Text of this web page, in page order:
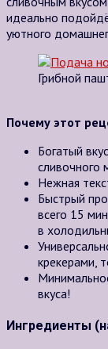
идеально
уютного
Грибной
Почему этот
Богатый
сливочного
Нежная
Быстрый
всего 15
в
крекерами,
вкуса!
Ингредиенты